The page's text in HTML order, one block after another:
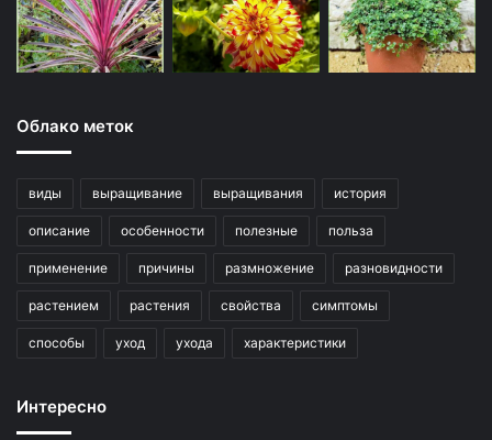
Облако меток
виды выращивание выращивания история
описание особенности полезные польза
применение причины размножение разновидности
растением растения свойства симптомы
способы уход ухода характеристики
Интересно